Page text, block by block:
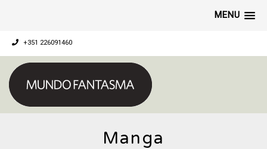
MENU
+351 226091460
Manga